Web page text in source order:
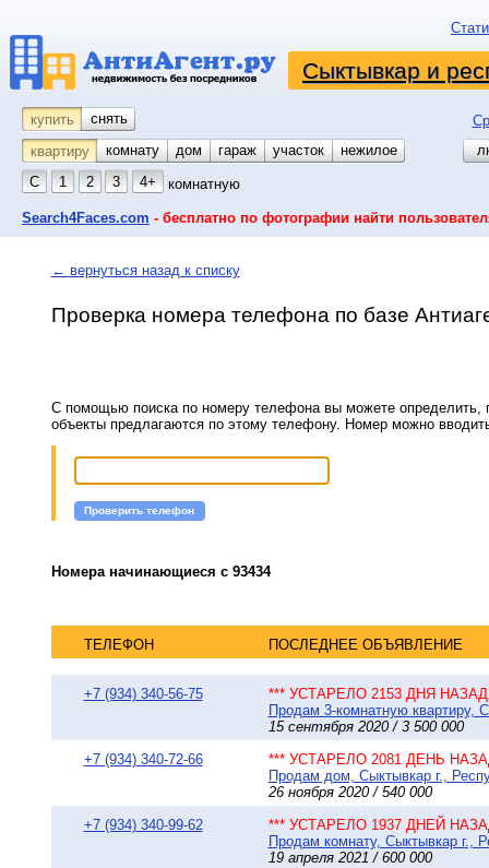
Сыктывкар и
купить снять
квартиру
комнату койко-место
дом гараж участок
нежилое
С
1 2 3 4+ комнатную
Search4Faces.com - бесплатно по фотографии найти
← вернуться назад к списку
Проверка номера телефона по базе
С помощью поиска по номеру телефона вы можете определить,
объекты предлагаются по этому телефону. Номер можно
Проверить телефон
Номера начинающиеся с 93434
ТЕЛЕФОН ПОСЛЕДНЕЕ ОБЪЯВЛЕНИЕ
+7 (934) 340-56-75
*** УСТАРЕЛО 2153 ДНЯ НАЗАД
Продам 3-комнатную квартиру,
15 сентября 2020 / 3 500 000
+7 (934) 340-72-66
*** УСТАРЕЛО 2081 ДЕНЬ
Продам дом, Сыктывкар г.,
26 ноября 2020 / 540 000
+7 (934) 340-99-62
*** УСТАРЕЛО 1937 ДНЕЙ
Продам комнату, Сыктывкар г.,
19 апреля 2021 / 600 000